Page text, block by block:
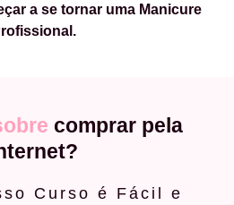
a se tornar uma Manicure
comprar pela
Curso é Fácil e